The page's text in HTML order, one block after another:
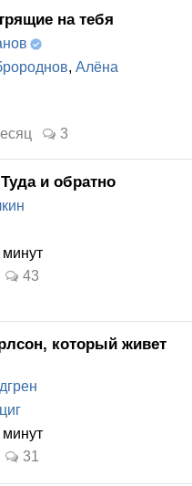
на тебя
, Алёна
3
и обратно
минут
43
который живет
минут
31